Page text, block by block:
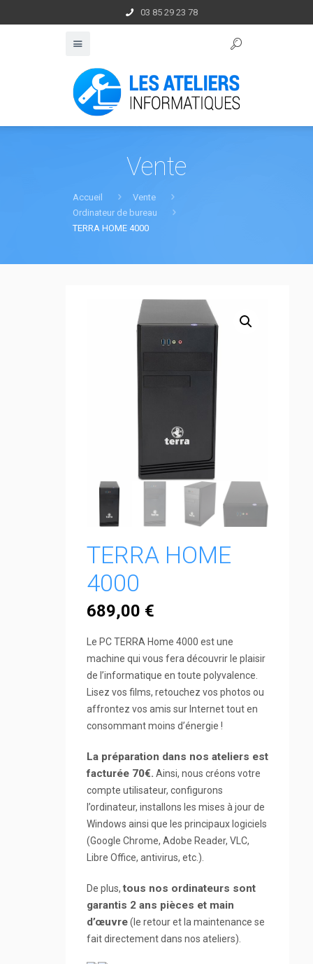
03 85 29 23 78
Vente
Accueil
Vente
Ordinateur de bureau
TERRA HOME 4000
TERRA HOME
4000
689,00 €
Le PC TERRA Home 4000 est une
machine qui vous fera découvrir le plaisir
de l’informatique en toute polyvalence.
Lisez vos films, retouchez vos photos ou
affrontez vos amis sur Internet tout en
consommant moins d’énergie !
La préparation dans nos ateliers est
facturée 70€. Ainsi, nous créons votre
compte utilisateur, configurons
l’ordinateur, installons les mises à jour de
Windows ainsi que les principaux logiciels
(Google Chrome, Adobe Reader, VLC,
Libre Office, antivirus, etc.).
De plus,tous nos ordinateurs sont
garantis 2 ans pièces et main
d’œuvre(le retour et la maintenance se
fait directement dans nos ateliers).